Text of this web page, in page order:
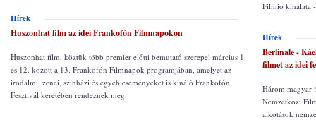
Hírek
Huszonhat film az idei Frankofón Filmnapokon
Huszonhat film, köztük több premier előtti bemutató szerepel március 1.
és 12. között a 13. Frankofón Filmnapok programjában, amelyet az
irodalmi, zenei, színházi és egyéb eseményeket is kínáló Frankofón
Fesztivál keretében rendeznek meg.
Filmio kínálata
Hírek
Berlinale -
filmet az idei
Három magyar
Nemzetközi
alkotások